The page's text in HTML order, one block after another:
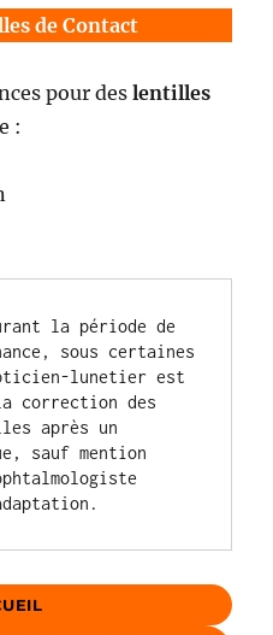
de Contact
pour deslentilles
:
la période de
sous certaines
lunetier est
correction des
après un
sauf mention